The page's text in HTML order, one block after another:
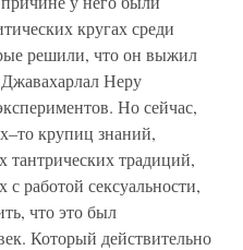
кругах среди
решили, что он выжил
Неру
Но сейчас,
крупиц знаний,
традиций,
работой сексуальности,
что это был
Который действительно